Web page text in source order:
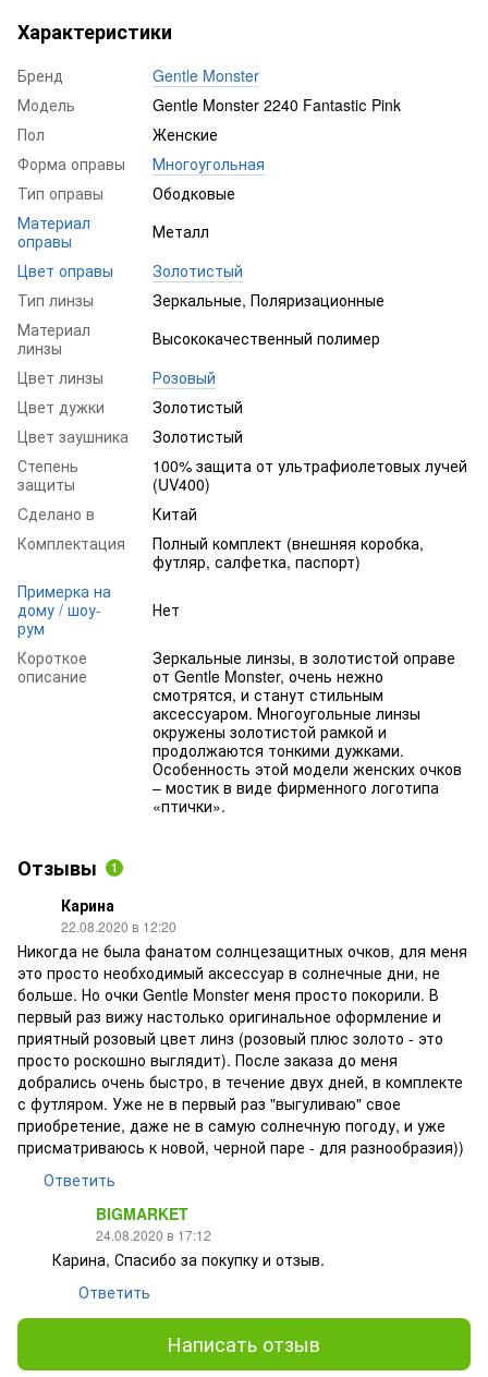
Характеристики
Бренд
Gentle Monster
Модель
Gentle Monster 2240 Fantastiс Pink
Пол
Женские
Форма оправы
Многоугольная
Тип оправы
Ободковые
Материал
оправы
Металл
Цвет оправы
Золотистый
Тип линзы
Зеркальные, Поляризационные
Материал
линзы
Высококачественный полимер
Цвет линзы
Розовый
Цвет дужки
Золотистый
Цвет заушника
Золотистый
Степень
защиты
100% защита от ультрафиолетовых лучей
(UV400)
Cделано в
Китай
Комплектация
Полный комплект (внешняя коробка,
футляр, салфетка, паспорт)
Примерка на
дому / шоу-
рум
Нет
Короткое
описание
Зеркальные линзы, в золотистой оправе
от Gentle Monster, очень нежно
смотрятся, и станут стильным
аксессуаром. Многоугольные линзы
окружены золотистой рамкой и
продолжаются тонкими дужками.
Особенность этой модели женских очков
– мостик в виде фирменного логотипа
«птички».
Отзывы 1
Карина
22.08.2020 в 12:20
Никогда не была фанатом солнцезащитных очков, для меня
это просто необходимый аксессуар в солнечные дни, не
больше. Но очки Gentle Monster меня просто покорили. В
первый раз вижу настолько оригинальное оформление и
приятный розовый цвет линз (розовый плюс золото - это
просто роскошно выглядит). После заказа до меня
добрались очень быстро, в течение двух дней, в комплекте
с футляром. Уже не в первый раз "выгуливаю" свое
приобретение, даже не в самую солнечную погоду, и уже
присматриваюсь к новой, черной паре - для разнообразия))
Ответить
BIGMARKET
24.08.2020 в 17:12
Карина, Спасибо за покупку и отзыв.
Ответить
Написать отзыв